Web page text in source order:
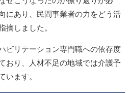
にあり、民間事業者の力をどう活
摘しました。
ビリテーション専門職への依存度
おり、人材不足の地域では介護予
います。